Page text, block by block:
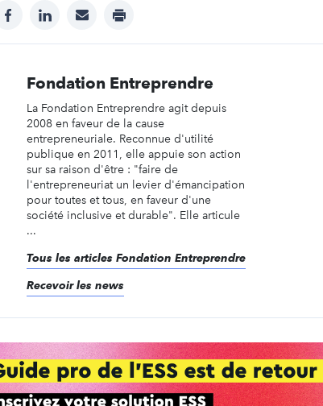
facebooklinkedinmail print
Fondation Entreprendre
La Fondation Entreprendre agit depuis
2008 en faveur de la cause
entrepreneuriale. Reconnue d'utilité
publique en 2011, elle appuie son action
sur sa raison d'être : "faire de
l'entrepreneuriat un levier d'émancipation
pour toutes et tous, en faveur d'une
société inclusive et durable". Elle articule
...
Tous les articles Fondation Entreprendre
Recevoir les news